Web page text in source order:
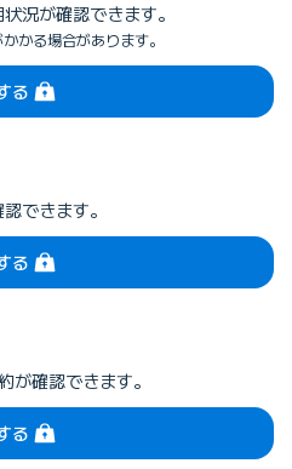
況が確認できます。
かる場合があります。
る（ログイン）
できます。
る（ログイン）
が確認できます。
る（ログイン）